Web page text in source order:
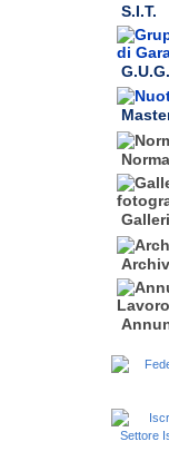
S.I.T.
G.U.G.